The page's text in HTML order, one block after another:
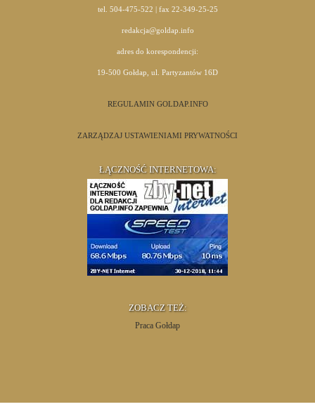
tel. 504-475-522 | fax 22-349-25-25
redakcja@goldap.info
adres do korespondencji:
19-500 Gołdap, ul. Partyzantów 16D
REGULAMIN GOLDAP.INFO
ZARZĄDZAJ USTAWIENIAMI PRYWATNOŚCI
ŁĄCZNOŚĆ INTERNETOWA:
ZOBACZ TEŻ:
Praca Gołdap